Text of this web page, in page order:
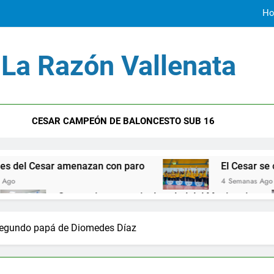
La Razón Vallenata
CESAR CAMPEÓN DE BALONCESTO SUB 16
con paro El Cesar se consagra como
4 Semanas Ago
servcio de salud del Magisterio
criminales en la Costa Caribe
2
de Chiriguaná Jorge Noguera un
papá de Diomedes Díaz